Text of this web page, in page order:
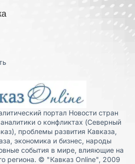
портал Новости стран
о конфликтах (Северный
проблемы развития Кавказа,
экономика и бизнес, народы
события в мире, влияющие на
региона. © "Кавказ Online", 2009